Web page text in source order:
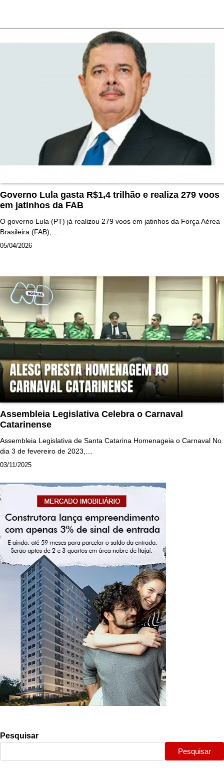
Governo Lula gasta R$1,4 trilhão e realiza 279 voos
em jatinhos da FAB
O governo Lula (PT) já realizou 279 voos em jatinhos da Força Aérea
Brasileira (FAB),…
05/04/2026
Assembleia Legislativa Celebra o Carnaval
Catarinense
Assembleia Legislativa de Santa Catarina Homenageia o Carnaval No
dia 3 de fevereiro de 2023,…
03/11/2025
Pesquisar
Pesquisar